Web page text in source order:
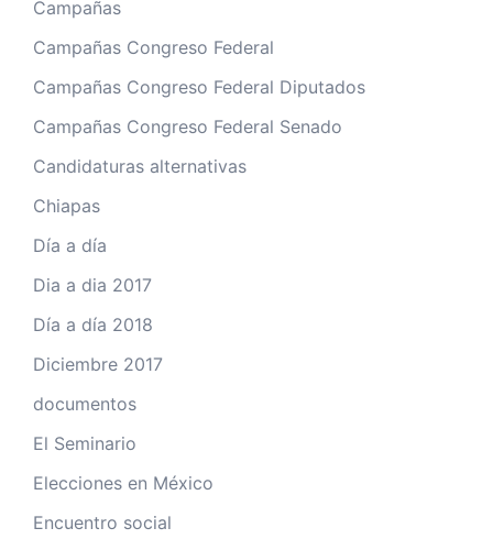
Campañas
Campañas Congreso Federal
Campañas Congreso Federal Diputados
Campañas Congreso Federal Senado
Candidaturas alternativas
Chiapas
Día a día
Dia a dia 2017
Día a día 2018
Diciembre 2017
documentos
El Seminario
Elecciones en México
Encuentro social